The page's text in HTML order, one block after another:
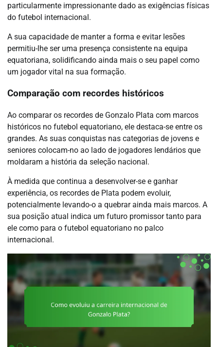
particularmente impressionante dado as exigências físicas
do futebol internacional.
A sua capacidade de manter a forma e evitar lesões
permitiu-lhe ser uma presença consistente na equipa
equatoriana, solidificando ainda mais o seu papel como
um jogador vital na sua formação.
Comparação com recordes históricos
Ao comparar os recordes de Gonzalo Plata com marcos
históricos no futebol equatoriano, ele destaca-se entre os
grandes. As suas conquistas nas categorias de jovens e
seniores colocam-no ao lado de jogadores lendários que
moldaram a história da seleção nacional.
À medida que continua a desenvolver-se e ganhar
experiência, os recordes de Plata podem evoluir,
potencialmente levando-o a quebrar ainda mais marcos. A
sua posição atual indica um futuro promissor tanto para
ele como para o futebol equatoriano no palco
internacional.